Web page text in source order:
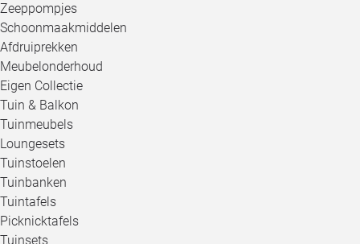
Zeeppompjes
Schoonmaakmiddelen
Afdruiprekken
Meubelonderhoud
Eigen Collectie
Tuin & Balkon
Tuinmeubels
Loungesets
Tuinstoelen
Tuinbanken
Tuintafels
Picknicktafels
Tuinsets